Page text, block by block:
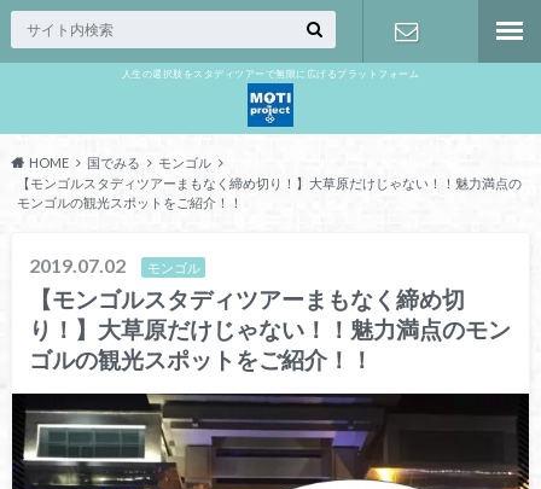
人生の選択肢をスタディツアーで無限に広げるプラットフォーム
HOME 国でみる
モンゴル
【モンゴルスタディツアーまもなく締め切り！】大草原だけじゃない！！魅力満点の
モンゴルの観光スポットをご紹介！！
2019.07.02 モンゴル
【モンゴルスタディツアーまもなく締め切
り！】大草原だけじゃない！！魅力満点のモン
ゴルの観光スポットをご紹介！！